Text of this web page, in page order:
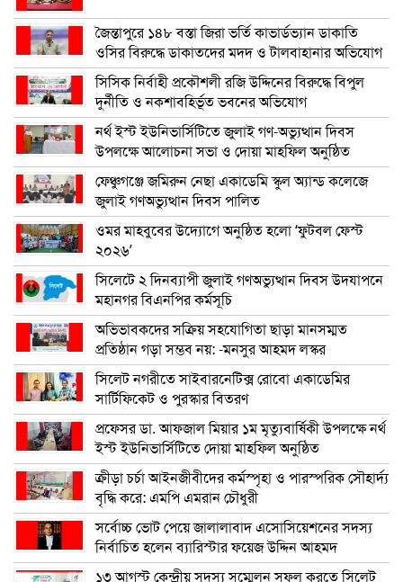
জৈন্তাপুরে ১৪৮ বস্তা জিরা ভর্তি কাভার্ডভ্যান ডাকাতি
ওসির বিরুদ্ধে ডাকাতদের মদদ ও টালবাহানার অভিযোগ
সিসিক নির্বাহী প্রকৌশলী রজি উদ্দিনের বিরুদ্ধে বিপুল
দুর্নীতি ও নকশাবহির্ভূত ভবনের অভিযোগ
নর্থ ইস্ট ইউনিভার্সিটিতে জুলাই গণ-অভ্যুত্থান দিবস
উপলক্ষে আলোচনা সভা ও দোয়া মাহফিল অনুষ্ঠিত
ফেঞ্চুগঞ্জে জমিরুন নেছা একাডেমি স্কুল অ্যান্ড কলেজে
জুলাই গণঅভ্যুত্থান দিবস পালিত
ওমর মাহবুবের উদ্যোগে অনুষ্ঠিত হলো ‘ফুটবল ফেস্ট
২০২৬’
সিলেটে ২ দিনব্যাপী জুলাই গণঅভ্যুত্থান দিবস উদযাপনে
মহানগর বিএনপির কর্মসূচি
অভিভাবকদের সক্রিয় সহযোগিতা ছাড়া মানসম্মত
প্রতিষ্ঠান গড়া সম্ভব নয়: -মনসুর আহমদ লস্কর
সিলেট নগরীতে সাইবারনেটিক্স রোবো একাডেমির
সার্টিফিকেট ও পুরস্কার বিতরণ
প্রফেসর ডা. আফজাল মিয়ার ১ম মৃত্যুবার্ষিকী উপলক্ষে নর্থ
ইস্ট ইউনিভার্সিটিতে দোয়া মাহফিল অনুষ্ঠিত
ক্রীড়া চর্চা আইনজীবীদের কর্মস্পৃহা ও পারস্পরিক সৌহার্দ্য
বৃদ্ধি করে: এমপি এমরান চৌধুরী
সর্বোচ্চ ভোট পেয়ে জালালাবাদ এসোসিয়েশনের সদস্য
নির্বাচিত হলেন ব্যারিস্টার ফয়েজ উদ্দিন আহমদ
১৩ আগস্ট কেন্দ্রীয় সদস্য সম্মেলন সফল করতে সিলেট